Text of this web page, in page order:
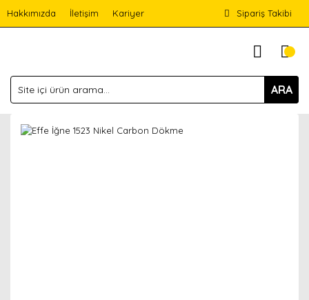
Hakkımızda İletişim Kariyer Sipariş Takibi
ARA